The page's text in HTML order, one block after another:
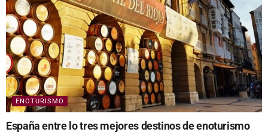
ENOTURISMO
España entre lo tres mejores destinos de enoturismo